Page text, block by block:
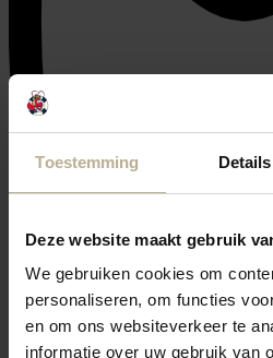
Toestemming Details
Deze website maakt gebruik
We gebruiken cookies om
personaliseren, om functies
en om ons websiteverkeer te
informatie over uw gebruik van